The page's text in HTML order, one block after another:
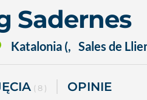
Sadernes
Katalonia (, Sales de
( 8 ) OPINIE